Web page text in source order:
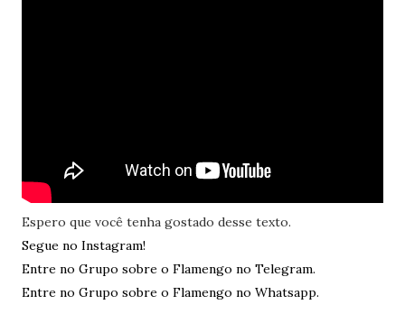
Espero que você tenha gostado desse texto.
Segue no Instagram!
Entre no Grupo sobre o Flamengo no Telegram.
Entre no Grupo sobre o Flamengo no Whatsapp.